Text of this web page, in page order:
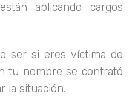
aplicando cargos
ser si eres víctima de
tu nombre se contrató
la situación.